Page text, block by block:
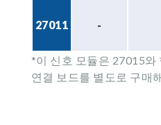
27011 -
*이 신호 모듈은 27015와
연결 보드를 별도로 구매